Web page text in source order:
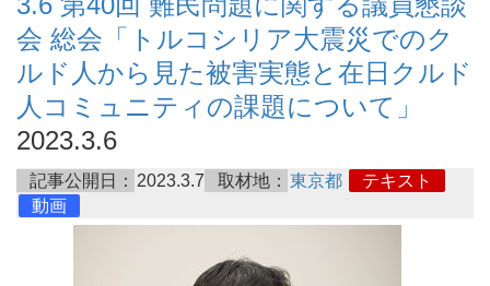
会 総会「トルコシリア大震災でのク
ルド人から見た被害実態と在日クルド
人コミュニティの課題について」
2023.3.6
記事公開日： 2023.3.7 取材地： 東京都
テキスト
動画